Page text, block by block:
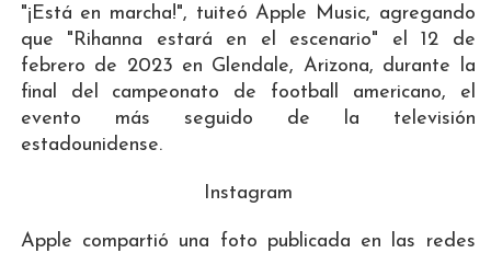
"¡Está en marcha!", tuiteó Apple Music, agregando
que "Rihanna estará en el escenario" el 12 de
febrero de 2023 en Glendale, Arizona, durante la
final del campeonato de football americano, el
evento más seguido de la televisión
estadounidense.
Instagram
Apple compartió una foto publicada en las redes